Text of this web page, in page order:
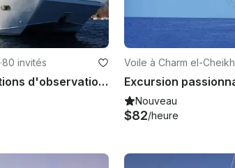
·80 invités
Catamaran avec stations d'observation sous-marine à Charm el-Cheikh, Égypte
Voile à Charm el-Cheikh
Nouveau
$82/heure